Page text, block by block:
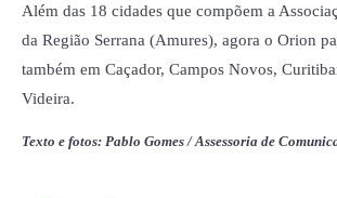
Além das 18 cidades que compõem a
da Região Serrana (Amures), agora o Orion
também em Caçador, Campos Novos,
Videira.
Texto e fotos: Pablo Gomes / Assessoria de